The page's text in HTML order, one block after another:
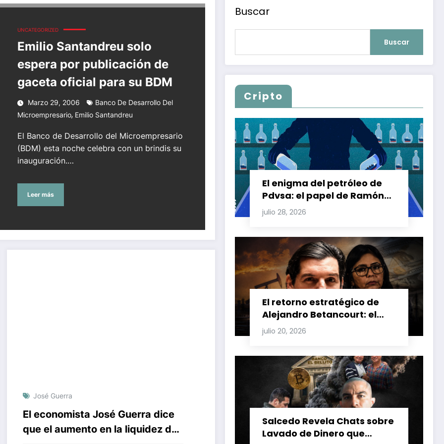
oficial para su BDM
UNCATEGORIZED
Emilio Santandreu solo
espera por publicación de
gaceta oficial para su BDM
Marzo 29, 2006
Banco De Desarrollo Del
Microempresario, Emilio Santandreu
El Banco de Desarrollo del Microempresario
(BDM) esta noche celebra con un brindis su
inauguración.…
Leer más
José Guerra
El economista José Guerra dice
que el aumento en la liquidez da
Buscar
Buscar
Cripto
El enigma del petróleo de
Pdvsa: el papel de Ramón
Carretero en el triángulo de
Carretero y su impacto en
julio 28, 2026
El retorno estratégico de
Alejandro Betancourt: el
bolichico que desafía la
justicia y renueva su poder
venezolana
julio 20, 2026
Salcedo Revela Chats sobre
Lavado de Dinero que